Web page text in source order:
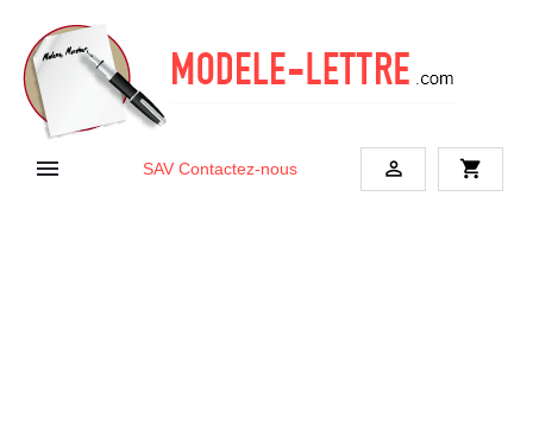
 SAV Contactez-nous  shopping_cart